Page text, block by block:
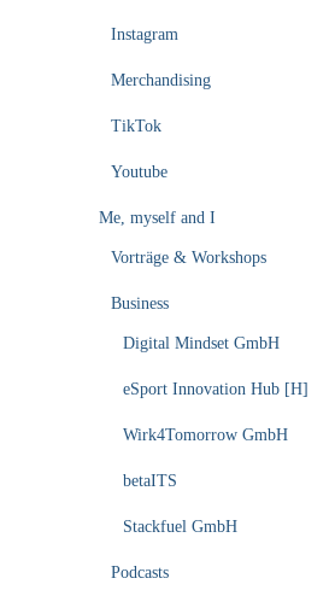
Instagram
Merchandising
TikTok
Youtube
Me, myself and I
Vorträge & Workshops
Business
Digital Mindset GmbH
eSport Innovation Hub [H]
Wirk4Tomorrow GmbH
betaITS
Stackfuel GmbH
Podcasts